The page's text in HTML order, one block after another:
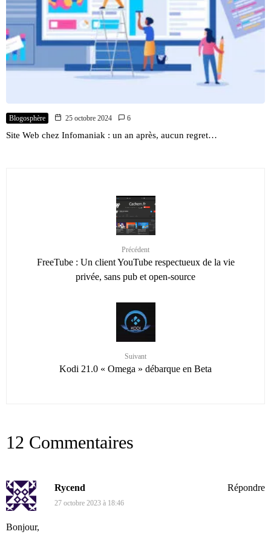
Blogosphère 25 octobre 2024 6
Site Web chez Infomaniak : un an après, aucun regret…
Précédent
FreeTube : Un client YouTube respectueux de la vie
privée, sans pub et open-source
Suivant
Kodi 21.0 « Omega » débarque en Beta
12 Commentaires
Rycend
27 octobre 2023 à 18:46
Bonjour,
Répondre